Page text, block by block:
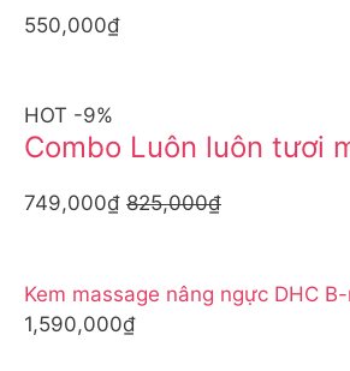
550,000₫
HOT -9%
Combo Luôn luôn tươi
749,000₫ 825,000₫
Kem massage nâng ngực DHC
1,590,000₫